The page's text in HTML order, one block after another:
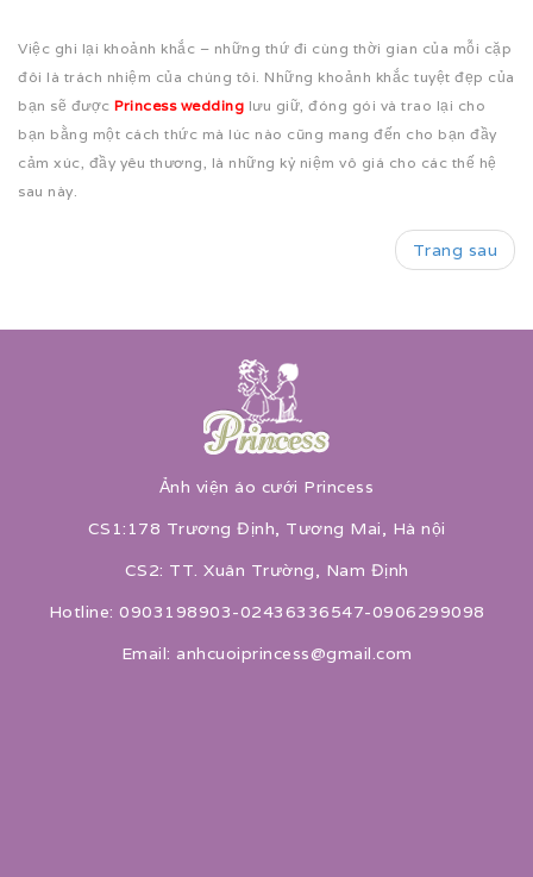
Việc ghi lại khoảnh khắc – những thứ đi cùng thời gian của mỗi cặp
đôi là trách nhiệm của chúng tôi. Những khoảnh khắc tuyệt đẹp của
bạn sẽ được Princess wedding lưu giữ, đóng gói và trao lại cho
bạn bằng một cách thức mà lúc nào cũng mang đến cho bạn đầy
cảm xúc, đầy yêu thương, là những kỷ niệm vô giá cho các thế hệ
sau này.
Trang sau
Ảnh viện áo cưới Princess
CS1:178 Trương Định, Tương Mai, Hà nội
CS2: TT. Xuân Trường, Nam Định
Hotline: 0903198903-02436336547-0906299098
Email: anhcuoiprincess@gmail.com